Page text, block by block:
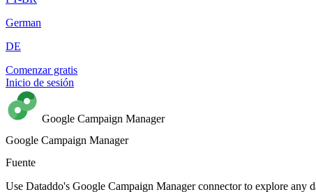
German
DE
Comenzar gratis
Inicio de sesión
Google Campaign Manager
Google Campaign Manager
Fuente
Use Dataddo's Google Campaign Manager connector to explore